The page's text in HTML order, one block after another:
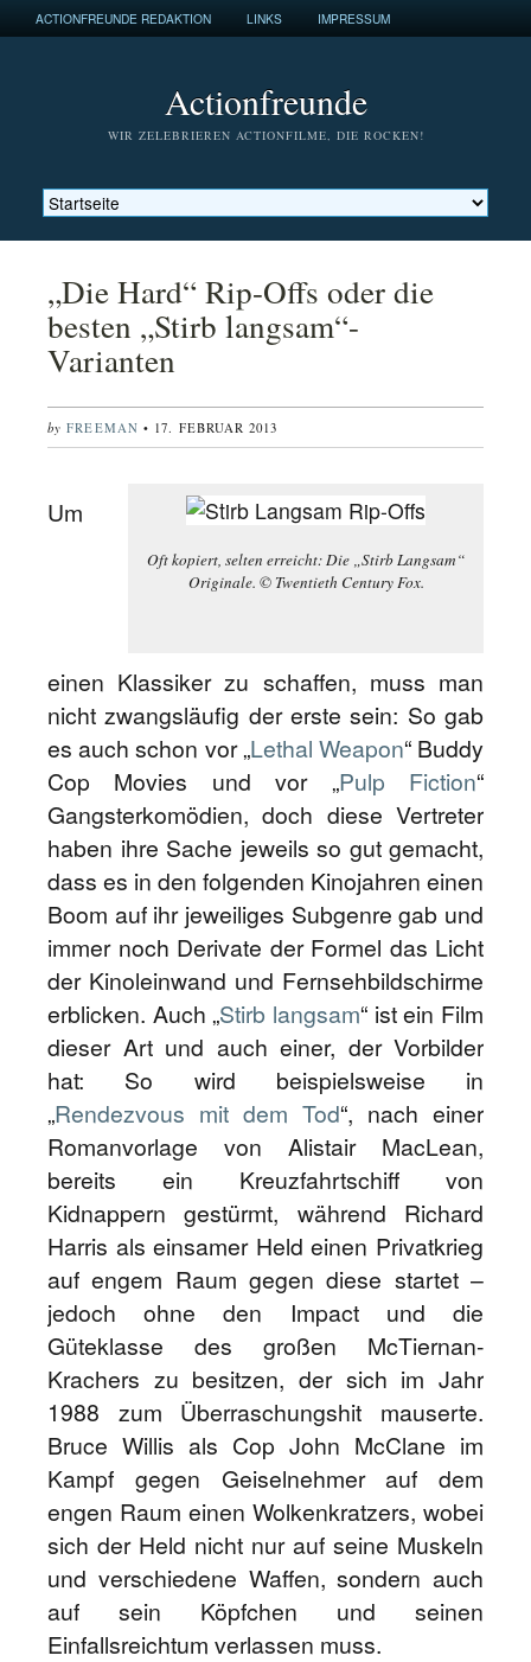
ACTIONFREUNDE REDAKTION LINKS IMPRESSUM
Actionfreunde
WIR ZELEBRIEREN ACTIONFILME, DIE ROCKEN!
„Die Hard“ Rip-Offs oder die
besten „Stirb langsam“-
Varianten
by FREEMAN • 17. FEBRUAR 2013
Oft kopiert, selten erreicht: Die „Stirb Langsam“
Originale. © Twentieth Century Fox.
Um
einen Klassiker zu schaffen, muss man
nicht zwangsläufig der erste sein: So gab
es auch schon vor „Lethal Weapon“ Buddy
Cop Movies und vor „Pulp Fiction“
Gangsterkomödien, doch diese Vertreter
haben ihre Sache jeweils so gut gemacht,
dass es in den folgenden Kinojahren einen
Boom auf ihr jeweiliges Subgenre gab und
immer noch Derivate der Formel das Licht
der Kinoleinwand und Fernsehbildschirme
erblicken. Auch „Stirb langsam“ ist ein Film
dieser Art und auch einer, der Vorbilder
hat: So wird beispielsweise in
„Rendezvous mit dem Tod“, nach einer
Romanvorlage von Alistair MacLean,
bereits ein Kreuzfahrtschiff von
Kidnappern gestürmt, während Richard
Harris als einsamer Held einen Privatkrieg
auf engem Raum gegen diese startet –
jedoch ohne den Impact und die
Güteklasse des großen McTiernan-
Krachers zu besitzen, der sich im Jahr
1988 zum Überraschungshit mauserte.
Bruce Willis als Cop John McClane im
Kampf gegen Geiselnehmer auf dem
engen Raum einen Wolkenkratzers, wobei
sich der Held nicht nur auf seine Muskeln
und verschiedene Waffen, sondern auch
auf sein Köpfchen und seinen
Einfallsreichtum verlassen muss.